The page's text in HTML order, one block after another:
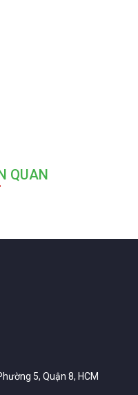
QUAN
5, Quận 8, HCM